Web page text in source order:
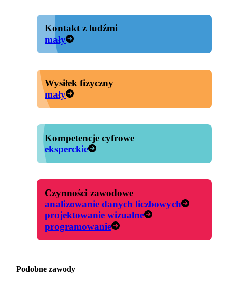
Kontakt z ludźmi
mały
Wysiłek fizyczny
mały
Kompetencje cyfrowe
eksperckie
Czynności zawodowe
analizowanie danych liczbowych
projektowanie wizualne
programowanie
Podobne zawody